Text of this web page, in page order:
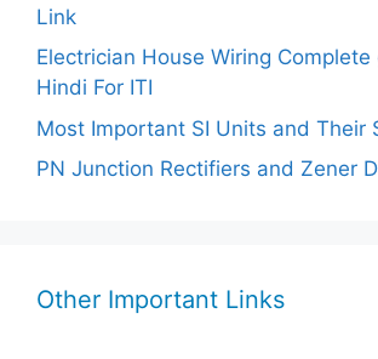
Link
Electrician House Wiring Complete
Hindi For ITI
Most Important SI Units and Their
PN Junction Rectifiers and Zener
Other Important Links